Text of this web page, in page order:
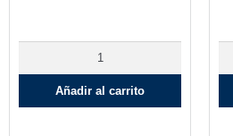
Añadir al carrito